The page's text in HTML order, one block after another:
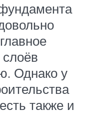
Однако у
также и